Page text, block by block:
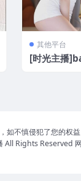
其他平台
[时光主播
不慎侵犯了您的权
All Rights Reserved